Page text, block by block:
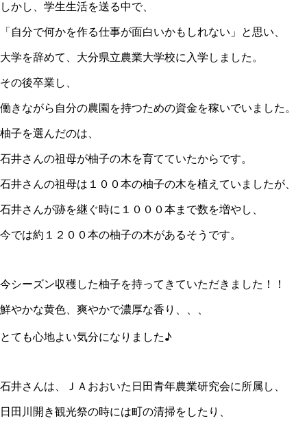
しかし、学生生活を送る中で、
「自分で何かを作る仕事が面白いかもしれない」と思い、
大学を辞めて、大分県立農業大学校に入学しました。
その後卒業し、
働きながら自分の農園を持つための資金を稼いでいました。
柚子を選んだのは、
石井さんの祖母が柚子の木を育てていたからです。
石井さんの祖母は１００本の柚子の木を植えていましたが、
石井さんが跡を継ぐ時に１０００本まで数を増やし、
今では約１２００本の柚子の木があるそうです。
今シーズン収穫した柚子を持ってきていただきました！！
鮮やかな黄色、爽やかで濃厚な香り、、、
とても心地よい気分になりました♪
石井さんは、ＪＡおおいた日田青年農業研究会に所属し、
日田川開き観光祭の時には町の清掃をしたり、